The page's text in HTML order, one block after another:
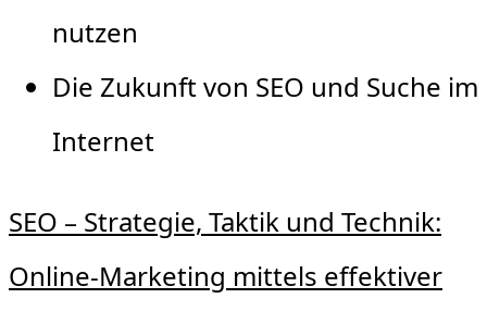
nutzen
Die Zukunft von SEO und Suche im
Internet
SEO – Strategie, Taktik und Technik:
Online-Marketing mittels effektiver